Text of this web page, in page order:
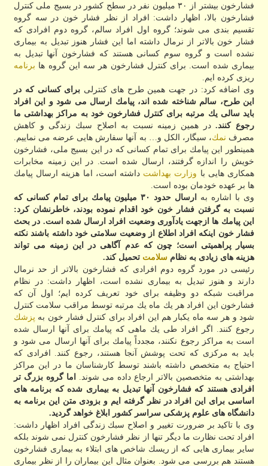
فشارخون بیشتر از ۳۰ میلیون نفر در سطح كشور در بسیج ملی كنترل
فشارخون بالا، اظهار داشت: افراد از نظر فشار خون در سه گروه
تقسیم بندی می شوند؛ گروه اول افراد سالم، گروه دوم افرادی كه
فشار خون بالاتر از نرمال داشته اما این فشار هنوز تبدیل به بیماری
نشده است و گروه سوم كسانی هستند كه فشارخون آنها تبدیل به
بیماری شده است. برای كنترل فشارخون هر سه این گروه ها برنامه
ریزی كرده ایم.
وی اضافه كرد: در جهت همین طرح های كنترلی برای كسانی كه در
این طرح، سالم شناخته شده اند، پیامك ارسال می شود و این افراد
باید سالی یك مرتبه برای كنترل فشارخون خود به مراكز بهداشتی ما
رجوع كنند.در همین زمینه نسبت به اصلاح سبك زندگی و كاهش
مصرف نمك، سیگار، الكل و… به آنها سفارش هایی عرضه می نماییم.
همینطور این پیامك برای تمام كسانی كه در این بسیج ملی، فشارخون
خویش را اندازه گرفتند، ارسال شده است. در این زمینه مخابرات
همكاری هایی با وزارت بهداشت داشته است، اما هزینه ارسال پیامك
ها بر عهده خودمان بوده است.
وی با اشاره به
ارسال حدود ۳۰ میلیون پیامك برای تمام كسانی كه
نسبت به گرفتن فشار خون خود اقدام نموده بودند، خاطرنشان كرد:
این پیامك ها ازجهت یادآوری وضعیت افراد ارسال شده است. در بحث
فشار خون اینكه افراد اطلاع از وضعیت سلامتی خود داشته باشند نكته
بسیار پراهمیتی است؛ چون كه عدم آگاهی در این زمینه می تواند
هزینه های زیادی به نظام سلامت تحمیل كند.
رئیسی در مورد گروه دوم افرادی كه فشارخون بالاتر از حد نرمال
دارند و هنوز تبدیل به بیماری نشده است، اظهار داشت: در نظام
مراقبت شبكه دو وظیفه برای خود تعریف كرده ایم؛ اول آن كه
فشارخون این افراد هر یك ماه یك مرتبه توسط مراقب سلامت كنترل
شود و هر سه ماه یكبار هم این افراد برای كنترل فشار خون به پزشك
رجوع كنند. اگر افراد طی یك ماهی كه پیامك برای آنها ارسال شده
است به مراكز رجوع نكنند، مجدداً پیامك برای آنها ارسال می شود و
باید به مركزی كه تحت پوشش آنجا هستند، رجوع كنند. افرادی كه
احتیاج به متخصص داشته باشند توسط كارشناسان ما در این مراكز
بهداشتی به متخصصین بالاتر ارجاع داده می شوند.
اما گروه بزرگ تر
افرادی هستند كه فشارخون آنها تبدیل به بیماری شده كه برنامه های
اساسی برای این افراد در نظر گرفته ایم و بزودی متن این برنامه به
دانشگاه های علوم پزشكی سراسر كشور ابلاغ خواهد گردید.
وی با تاكید بر ضرورت تغییر و اصلاح سبك زندگی افراد اظهار داشت:
افراد تحت نظارت ما دیگر تنها از نظر فشارخون كنترل نمی شوند بلكه
سایر بیماری هایی كه از ریسك شاخص های ابتلاء به بیماری فشارخون
هستند هم بررسی می شود. بعنوان مثال این بیماران را از نظر بیماری